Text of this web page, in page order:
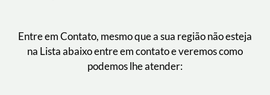
Entre em Contato, mesmo que a sua região não esteja
na Lista abaixo entre em contato e veremos como
podemos lhe atender: